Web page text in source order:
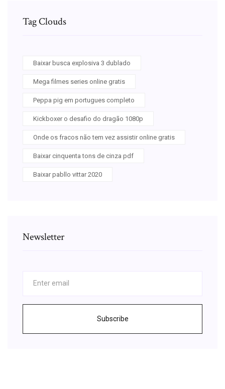
Tag Clouds
Baixar busca explosiva 3 dublado
Mega filmes series online gratis
Peppa pig em portugues completo
Kickboxer o desafio do dragão 1080p
Onde os fracos não tem vez assistir online gratis
Baixar cinquenta tons de cinza pdf
Baixar pabllo vittar 2020
Newsletter
Subscribe